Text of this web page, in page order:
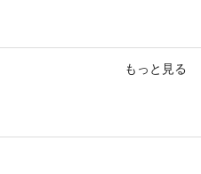
もっと見る